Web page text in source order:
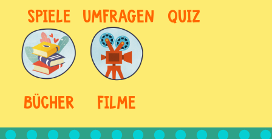
SPIELE UMFRAGEN QUIZ
BÜCHER FILME